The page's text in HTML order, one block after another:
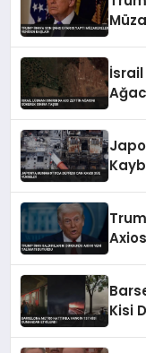
İsrail
Kisi